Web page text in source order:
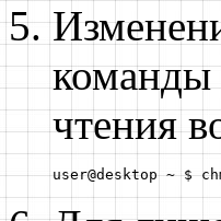
команды
чтения
user@desktop ~ $